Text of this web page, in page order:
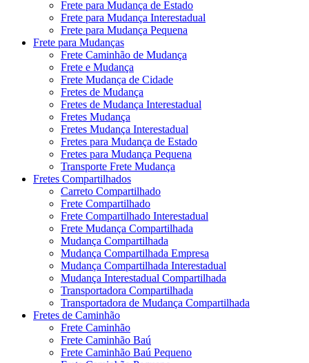
Frete para Mudança de Estado
Frete para Mudança Interestadual
Frete para Mudança Pequena
Frete para Mudanças
Frete Caminhão de Mudança
Frete e Mudança
Frete Mudança de Cidade
Fretes de Mudança
Fretes de Mudança Interestadual
Fretes Mudança
Fretes Mudança Interestadual
Fretes para Mudança de Estado
Fretes para Mudança Pequena
Transporte Frete Mudança
Fretes Compartilhados
Carreto Compartilhado
Frete Compartilhado
Frete Compartilhado Interestadual
Frete Mudança Compartilhada
Mudança Compartilhada
Mudança Compartilhada Empresa
Mudança Compartilhada Interestadual
Mudança Interestadual Compartilhada
Transportadora Compartilhada
Transportadora de Mudança Compartilhada
Fretes de Caminhão
Frete Caminhão
Frete Caminhão Baú
Frete Caminhão Baú Pequeno